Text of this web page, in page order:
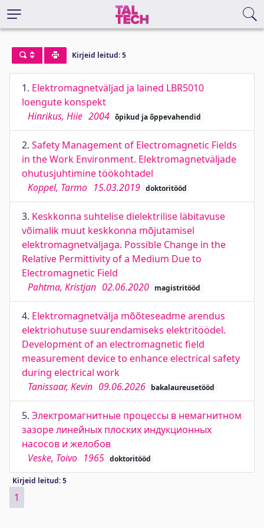
Kirjeid leitud: 5
1. Elektromagnetväljad ja lained LBR5010
loengute konspekt
Hinrikus, Hiie 2004 õpikud ja õppevahendid
2. Safety Management of Electromagnetic Fields
in the Work Environment. Elektromagnetväljade
ohutusjuhtimine töökohtadel
Koppel, Tarmo 15.03.2019 doktoritööd
3. Keskkonna suhtelise dielektrilise läbitavuse
võimalik muut keskkonna mõjutamisel
elektromagnetväljaga. Possible Change in the
Relative Permittivity of a Medium Due to
Electromagnetic Field
Pahtma, Kristjan 02.06.2020 magistritööd
4. Elektromagnetvälja mõõteseadme arendus
elektriohutuse suurendamiseks elektritöödel.
Development of an electromagnetic field
measurement device to enhance electrical safety
during electrical work
Tanissaar, Kevin 09.06.2026 bakalaureusetööd
5. Электромагнитные процессы в немагнитном
зазоре линейных плоских индукционных
насосов и желобов
Veske, Toivo 1965 doktoritööd
Kirjeid leitud: 5
1